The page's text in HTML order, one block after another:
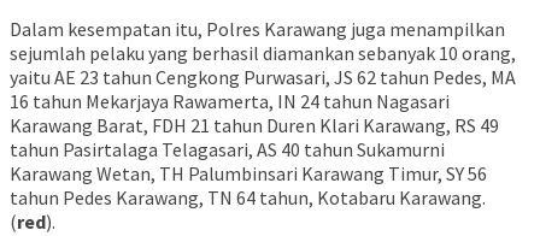
Dalam kesempatan itu, Polres Karawang juga menampilkan
sejumlah pelaku yang berhasil diamankan sebanyak 10 orang,
yaitu AE 23 tahun Cengkong Purwasari, JS 62 tahun Pedes, MA
16 tahun Mekarjaya Rawamerta, IN 24 tahun Nagasari
Karawang Barat, FDH 21 tahun Duren Klari Karawang, RS 49
tahun Pasirtalaga Telagasari, AS 40 tahun Sukamurni
Karawang Wetan, TH Palumbinsari Karawang Timur, SY 56
tahun Pedes Karawang, TN 64 tahun, Kotabaru Karawang.
(red).